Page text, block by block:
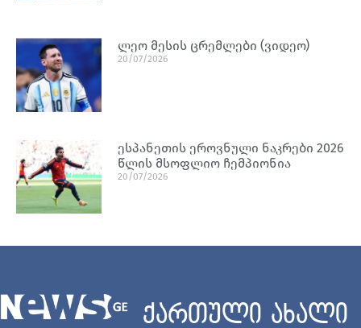
ლეო მესის ცრემლები (ვიდეო)
20/07/2026
ესპანეთის ეროვნული ნაკრები 2026
წლის მსოფლიო ჩემპიონია
20/07/2026
ქართული ახალი